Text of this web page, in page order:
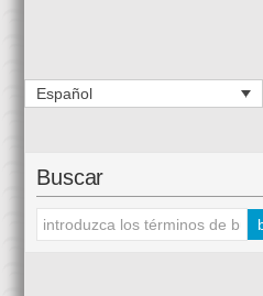
Español
Buscar